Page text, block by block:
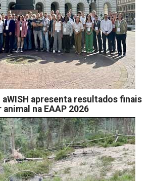
apresenta resultados finais
na EAAP 2026